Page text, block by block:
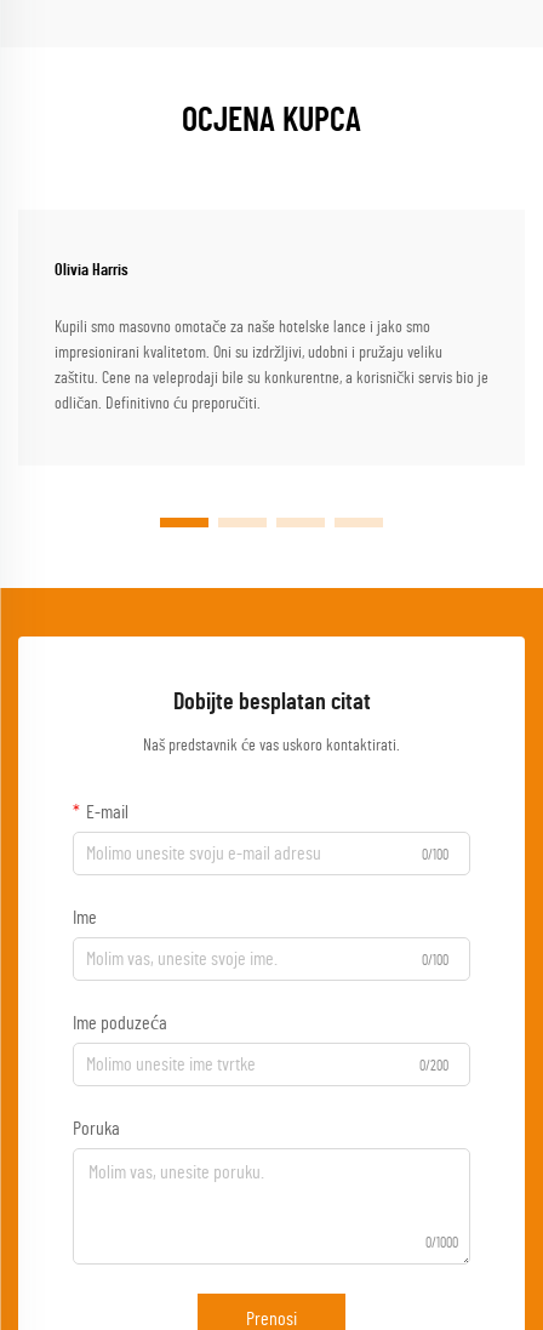
OCJENA KUPCA
Olivia Harris
Kupili smo masovno omotače za naše hotelske lance i jako smo
impresionirani kvalitetom. Oni su izdržljivi, udobni i pružaju veliku
zaštitu. Cene na veleprodaji bile su konkurentne, a korisnički servis bio je
odličan. Definitivno ću preporučiti.
Dobijte besplatan citat
Naš predstavnik će vas uskoro kontaktirati.
E-mail
0/100
Ime
0/100
Ime poduzeća
0/200
Poruka
0/1000
Prenosi